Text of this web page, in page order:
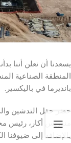
يسعدنا أن نعلن أننا
المنطقة الصناعية
بانديرما في باليكسير.
حضر حفل التدشين
مندريس أكار، رئيس
بالإضافة إلى ضيوفنا